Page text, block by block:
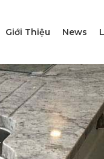
Giới Thiệu News